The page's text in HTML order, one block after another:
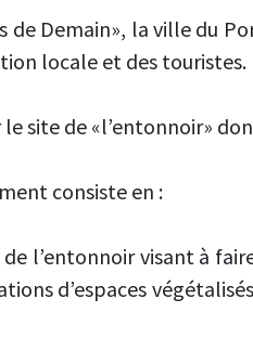
de Demain», la ville du
locale et des touristes.
le site de «l’entonnoir»
consiste en :
l’entonnoir visant à
d’espaces